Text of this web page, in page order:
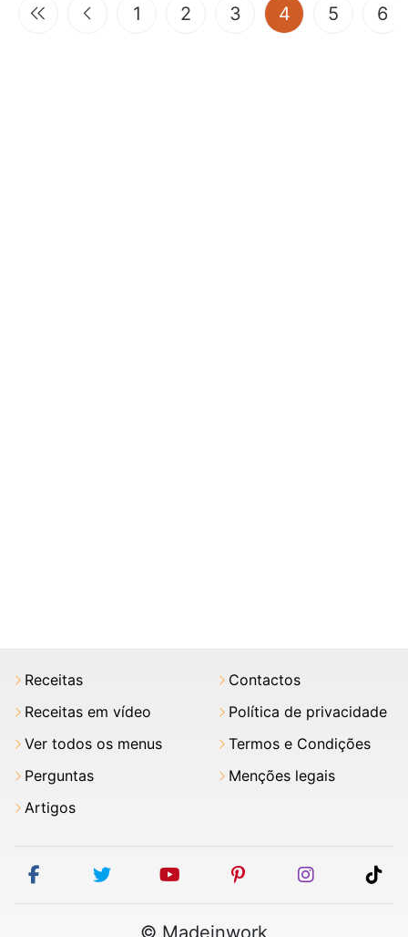
1 2 3 4(current)
5 6
Receitas
Receitas em vídeo
Ver todos os menus
Perguntas
Artigos
Contactos
Política de privacidade
Termos e Condições
Menções legais
facebooktwitter youtubepinterestinstagram
© Madeinwork